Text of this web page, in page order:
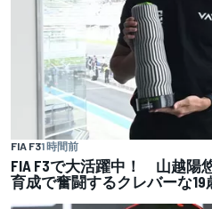
FIA F31 時間前
FIA F3で大活躍中！ 山越陽
育成で奮闘するクレバーな19